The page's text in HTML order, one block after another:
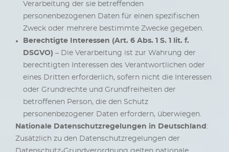
Verarbeitung der sie betreffenden
personenbezogenen Daten für einen spezifischen
Zweck oder mehrere bestimmte Zwecke gegeben.
Berechtigte Interessen (Art. 6 Abs. 1 S. 1 lit. f.
DSGVO) – Die Verarbeitung ist zur Wahrung der
berechtigten Interessen des Verantwortlichen oder
eines Dritten erforderlich, sofern nicht die Interessen
oder Grundrechte und Grundfreiheiten der
betroffenen Person, die den Schutz
personenbezogener Daten erfordern, überwiegen.
Nationale Datenschutzregelungen in Deutschland :
Zusätzlich zu den Datenschutzregelungen der